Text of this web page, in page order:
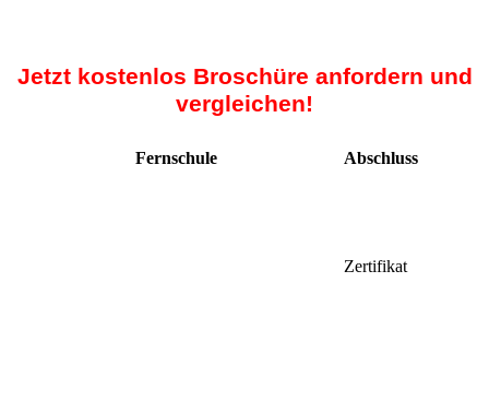
Jetzt kostenlos Broschüre anfordern und
vergleichen!
Fernschule Abschluss
Zertifikat